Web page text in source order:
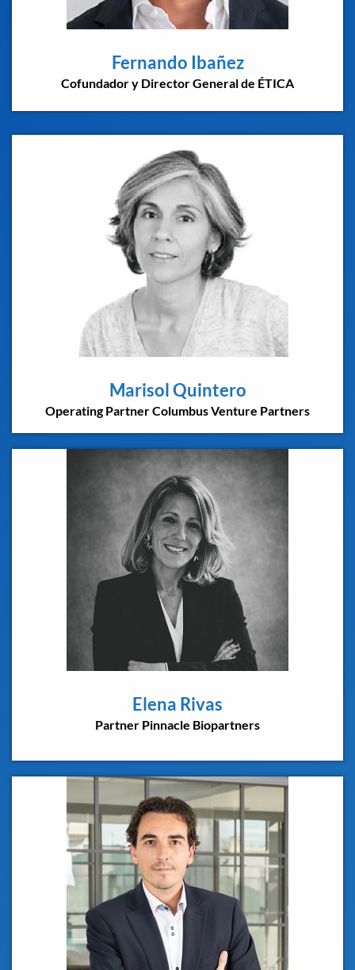
Fernando Ibañez
Cofundador y Director General de ÉTICA
Marisol Quintero
Operating Partner Columbus Venture Partners
Elena Rivas
Partner Pinnacle Biopartners